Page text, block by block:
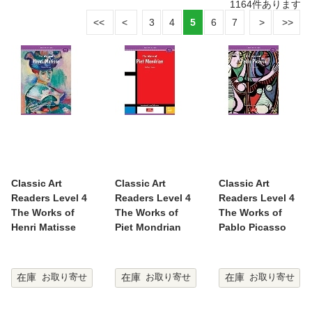
1164件あります
3
4 5 6 7
Classic Art
Readers Level 4
The Works of
Henri Matisse
在庫 お取り寄せ
Classic Art
Readers Level 4
The Works of
Piet Mondrian
在庫 お取り寄せ
Classic Art
Readers Level 4
The Works of
Pablo Picasso
在庫 お取り寄せ